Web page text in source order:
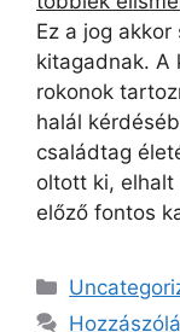
Ez a jog
kitagadnak. A
rokonok
halál
családtag
oltott ki, elhalt
előző fontos
Kategória